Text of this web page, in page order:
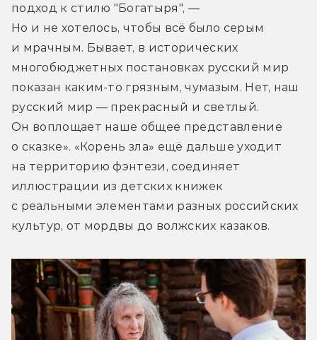
подход к стилю "Богатыря", —
Но и не хотелось, чтобы всё было серым
и мрачным. Бывает, в исторических
многобюджетных постановках русский мир
показан каким-то грязным, чумазым. Нет, наш
русский мир — прекрасный и светлый.
Он воплощает наше общее представление
о сказке». «Корень зла» ещё дальше уходит
на территорию фэнтези, соединяет
иллюстрации из детских книжек
с реальными элементами разных российских
культур, от мордвы до волжских казаков.